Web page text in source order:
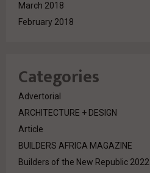
March 2018
February 2018
Categories
Advertorial
ARCHITECTURE + DESIGN
Article
BUILDERS AFRICA MAGAZINE
Builders of the New Republic 2022